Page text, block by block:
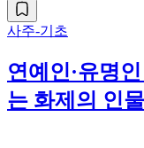
사주-기초
연예인·유명
는 화제의 인물